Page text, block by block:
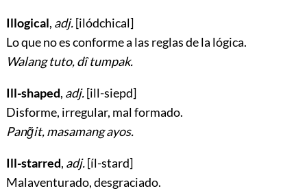
Illogical, adj.[ilódchical]
Lo que no es conforme a las reglas de la lógica.
Walang tuto, dî tumpak.
Ill-shaped, adj.[ill-siepd]
Disforme, irregular, mal formado.
Pang̃it, masamang ayos.
Ill-starred, adj.[íl-stard]
Malaventurado, desgraciado.